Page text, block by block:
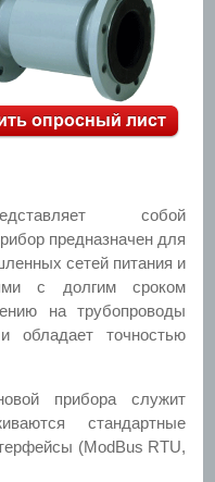
собой
предназначен для
сетей питания и
с долгим сроком
на трубопроводы
обладает точностью
прибора служит
стандартные
(ModBus RTU,